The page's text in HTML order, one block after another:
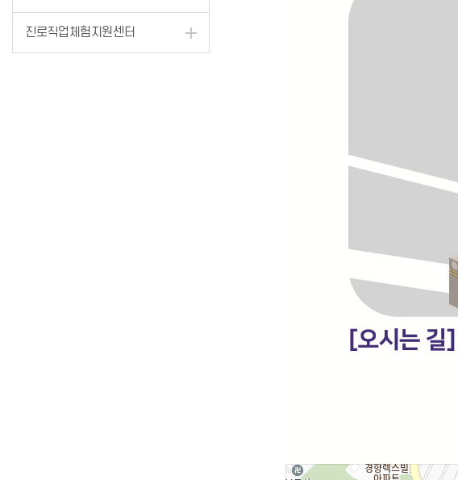
진로직업체험지원센터